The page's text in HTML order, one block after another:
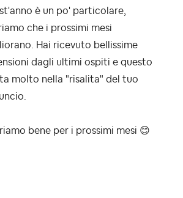
è un po' particolare,
che i prossimi mesi
Hai ricevuto bellissime
dagli ultimi ospiti e questo
molto nella "risalita" del tuo
bene per i prossimi mesi 😊